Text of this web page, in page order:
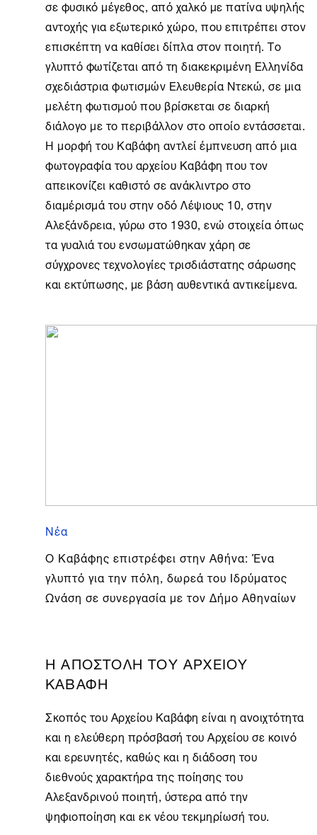
σε φυσικό μέγεθος, από χαλκό με πατίνα υψηλής
αντοχής για εξωτερικό χώρο, που επιτρέπει στον
επισκέπτη να καθίσει δίπλα στον ποιητή. Το
γλυπτό φωτίζεται από τη διακεκριμένη Ελληνίδα
σχεδιάστρια φωτισμών Ελευθερία Ντεκώ, σε μια
μελέτη φωτισμού που βρίσκεται σε διαρκή
διάλογο με το περιβάλλον στο οποίο εντάσσεται.
Η μορφή του Καβάφη αντλεί έμπνευση από μια
φωτογραφία του αρχείου Καβάφη που τον
απεικονίζει καθιστό σε ανάκλιντρο στο
διαμέρισμά του στην οδό Λέψιους 10, στην
Αλεξάνδρεια, γύρω στο 1930, ενώ στοιχεία όπως
τα γυαλιά του ενσωματώθηκαν χάρη σε
σύγχρονες τεχνολογίες τρισδιάστατης σάρωσης
και εκτύπωσης, με βάση αυθεντικά αντικείμενα.
Νέα
Ο Καβάφης επιστρέφει στην Αθήνα: Ένα
γλυπτό για την πόλη, δωρεά του Ιδρύματος
Ωνάση σε συνεργασία με τον Δήμο Αθηναίων
Η ΑΠΟΣΤΟΛΗ ΤΟΥ ΑΡΧΕΙΟΥ
ΚΑΒΑΦΗ
Σκοπός του Αρχείου Καβάφη είναι η ανοιχτότητα
και η ελεύθερη πρόσβασή του Aρχείου σε κοινό
και ερευνητές, καθώς και η διάδοση του
διεθνούς χαρακτήρα της ποίησης του
Αλεξανδρινού ποιητή, ύστερα από την
ψηφιοποίηση και εκ νέου τεκμηρίωσή του.